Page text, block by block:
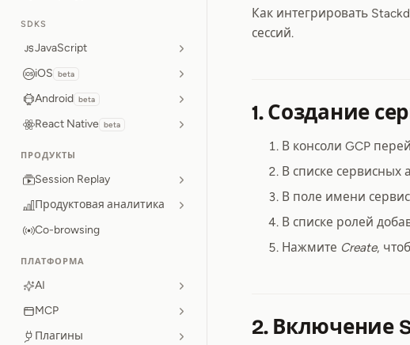
SDKS
JavaScript
iOS beta
Android beta
React Native beta
ПРОДУКТЫ
Session Replay
Продуктовая аналитика
Co-browsing
ПЛАТФОРМА
AI
MCP
Плагины
Stackdriver
Как интегрировать
сессий.
1. Создание
В консоли GCP
В списке сервисных
В поле имени
В списке ролей
Нажмите Create,
2. Включение